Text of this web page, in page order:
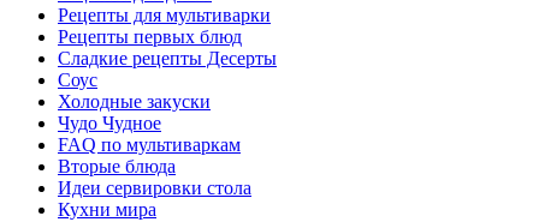
Рецепты для мультиварки
Рецепты первых блюд
Сладкие рецепты Десерты
Соус
Холодные закуски
Чудо Чудное
FAQ по мультиваркам
Вторые блюда
Идеи сервировки стола
Кухни мира